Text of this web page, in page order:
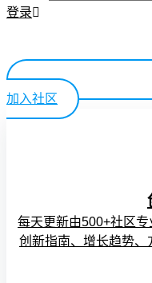
登录
加入社区
每天更新由500+社区专
创新指南、增长趋势、